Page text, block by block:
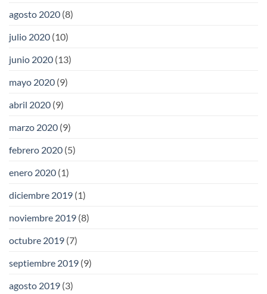
agosto 2020 (8)
julio 2020 (10)
junio 2020 (13)
mayo 2020 (9)
abril 2020 (9)
marzo 2020 (9)
febrero 2020 (5)
enero 2020 (1)
diciembre 2019 (1)
noviembre 2019 (8)
octubre 2019 (7)
septiembre 2019 (9)
agosto 2019 (3)